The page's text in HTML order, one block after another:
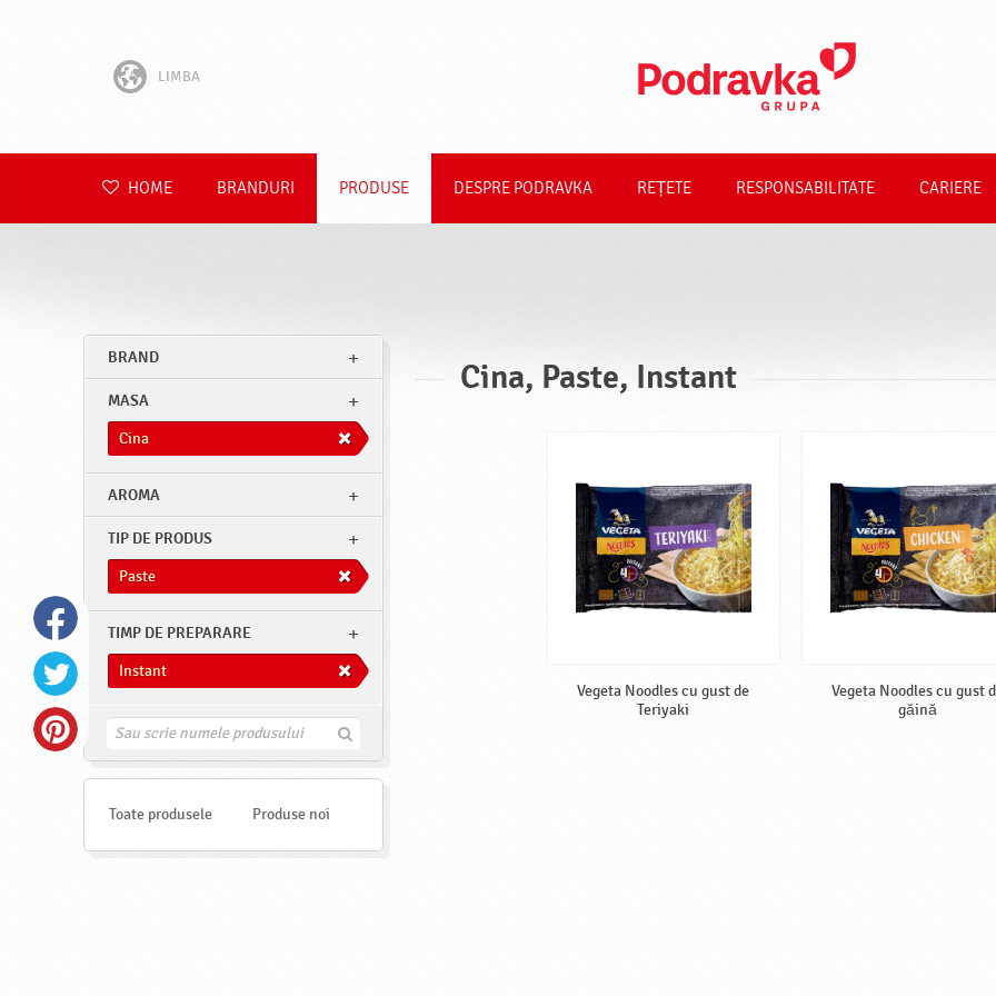
LIMBA
Hrvatski
Polski
Deutsch
HOME BRANDURI PRODUSE DESPRE PODRAVKA REȚETE RESPONSABILITATE CARIERE
BRAND
MASA
Cina
AROMA
TIP DE PRODUS
Paste
TIMP DE PREPARARE
Instant
G
e
Toate produsele Produse noi
Cina, Paste, Instant
Vegeta Noodles cu gust de
Teriyaki
Vegeta Noodles cu gust
găină